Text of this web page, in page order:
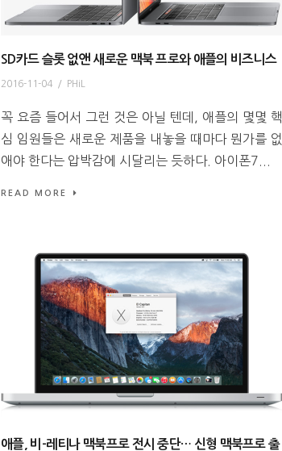
SD카드 슬롯 없앤 새로운 맥북 프로와 애플의 비즈니스
2016-11-04 / PHiL
꼭 요즘 들어서 그런 것은 아닐 텐데, 애플의 몇몇 핵
심 임원들은 새로운 제품을 내놓을 때마다 뭔가를 없
애야 한다는 압박감에 시달리는 듯하다. 아이폰7...
READ MORE
애플, 비-레티나 맥북프로 전시 중단… 신형 맥북프로 출